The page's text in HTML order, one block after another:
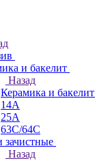
и бакелит
Назад
Керамика и бакелит
14А
25А
63С/64С
зачистные
Назад